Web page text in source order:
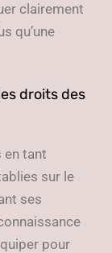
clairement
qu’une
droits des
en tant
sur le
ses
pour